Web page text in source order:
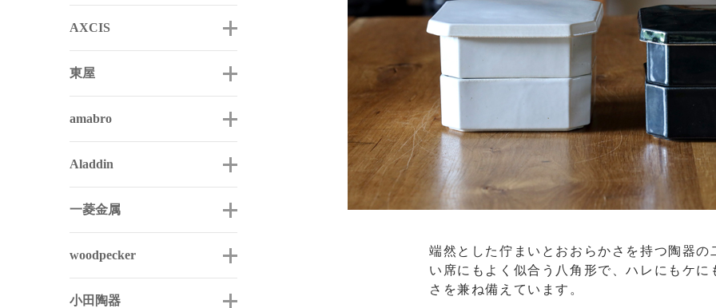
AXCIS
東屋
amabro
Aladdin
一菱金属
woodpecker
小田陶器
端然とした佇まいとおおらかさを持つ陶器の
い席にもよく似合う八角形で、ハレにもケに
さを兼ね備えています。